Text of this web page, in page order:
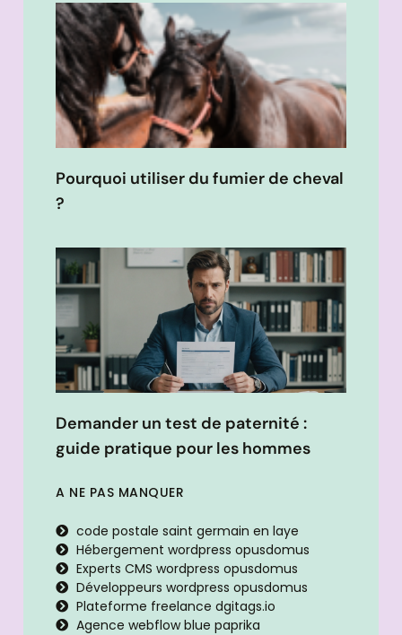
Pourquoi utiliser du fumier de cheval
?
Demander un test de paternité :
guide pratique pour les hommes
A NE PAS MANQUER
code postale saint germain en laye
Hébergement wordpress opusdomus
Experts CMS wordpress opusdomus
Développeurs wordpress opusdomus
Plateforme freelance dgitags.io
Agence webflow blue paprika